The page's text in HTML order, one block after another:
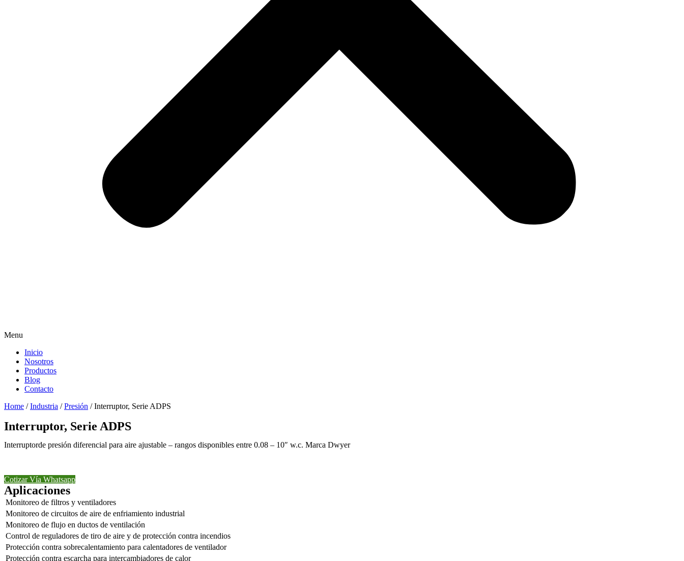
Menu
Inicio
Nosotros
Productos
Blog
Contacto
Home /Industria /Presión / Interruptor, Serie ADPS
Interruptor, Serie ADPS
Interruptorde presión diferencial para aire ajustable – rangos disponibles entre 0.08 – 10″ w.c. Marca Dwyer
Cotizar Vía Whatsapp
Aplicaciones
Monitoreo de filtros y ventiladores
Monitoreo de circuitos de aire de enfriamiento industrial
Monitoreo de flujo en ductos de ventilación
Control de reguladores de tiro de aire y de protección contra incendios
Protección contra sobrecalentamiento para calentadores de ventilador
Protección contra escarcha para intercambiadores de calor